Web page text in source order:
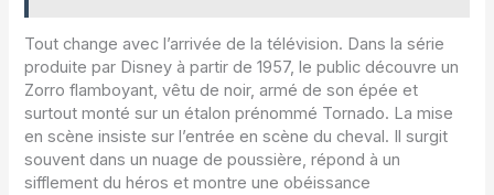
Tout change avec l’arrivée de la télévision. Dans la série
produite par Disney à partir de 1957, le public découvre un
Zorro flamboyant, vêtu de noir, armé de son épée et
surtout monté sur un étalon prénommé Tornado. La mise
en scène insiste sur l’entrée en scène du cheval. Il surgit
souvent dans un nuage de poussière, répond à un
sifflement du héros et montre une obéissance